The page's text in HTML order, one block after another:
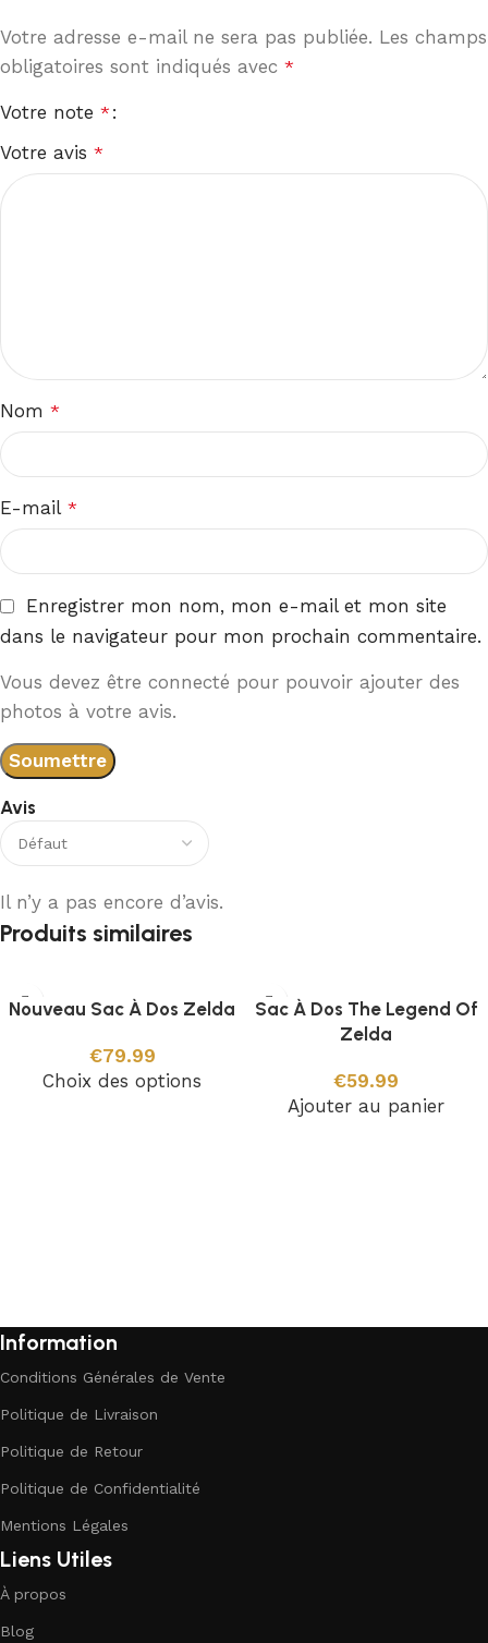
Avis
Il n’y a pas encore d’avis.
Votre adresse e-mail ne sera pas publiée. Les champs
obligatoires sont indiqués avec *
Votre note *
Votre avis *
Nom *
E-mail *
Enregistrer mon nom, mon e-mail et mon site
dans le navigateur pour mon prochain commentaire.
Vous devez être connecté pour pouvoir ajouter des
photos à votre avis.
Produits similaires
Nouveau Sac À Dos Zelda
€79.99
Choix des options
Sac À Dos The Legend Of
Zelda
€59.99
Ajouter au panier
Information
Conditions Générales de Vente
Politique de Livraison
Politique de Retour
Politique de Confidentialité
Mentions Légales
Liens Utiles
À propos
Blog